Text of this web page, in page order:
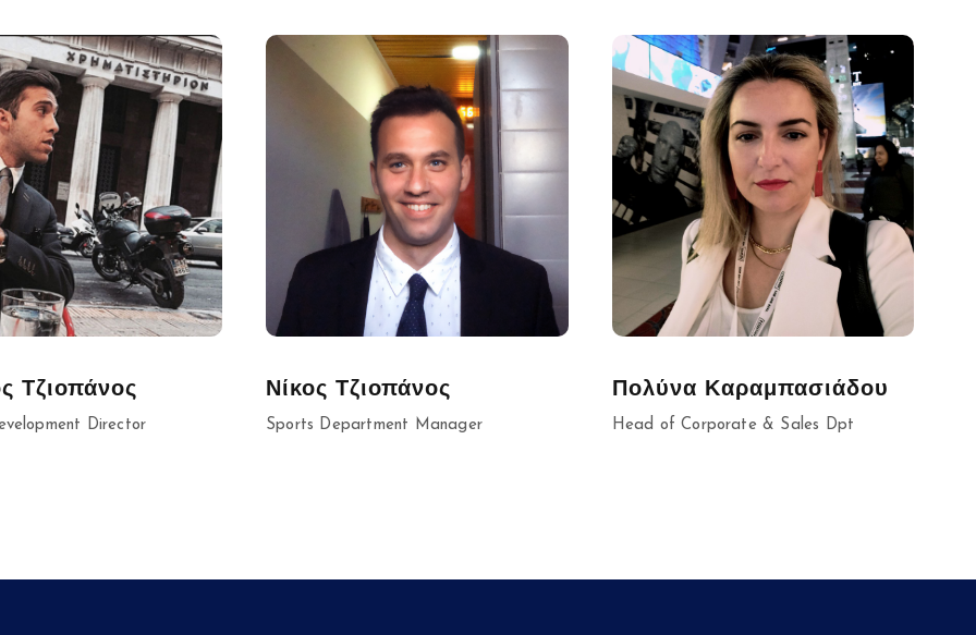
Τζιοπάνος
Director
Νίκος Τζιοπάνος
Sports Department Manager
Πολύνα Καραμπασιάδου
Head of Corporate & Sales Dpt